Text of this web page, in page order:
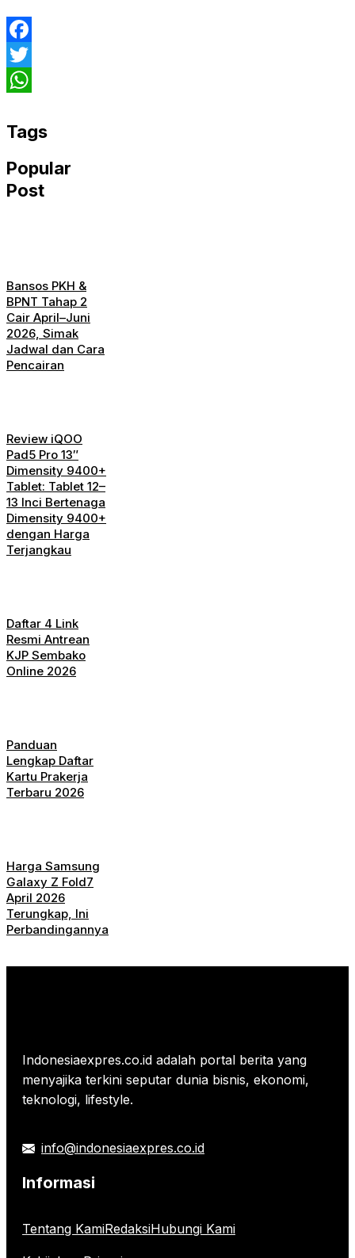
Facebook
Twitter
Tags
Popular
Post
Bansos PKH &
BPNT Tahap 2
Cair April–Juni
2026, Simak
Jadwal dan Cara
Pencairan
Review iQOO
Pad5 Pro 13″
Dimensity 9400+
Tablet: Tablet 12–
13 Inci Bertenaga
Dimensity 9400+
dengan Harga
Terjangkau
Daftar 4 Link
Resmi Antrean
KJP Sembako
Online 2026
Panduan
Lengkap Daftar
Kartu Prakerja
Terbaru 2026
Harga Samsung
Galaxy Z Fold7
April 2026
Terungkap, Ini
Perbandingannya
Indonesiaexpres.co.id adalah portal berita yang
menyajika terkini seputar dunia bisnis, ekonomi,
teknologi, lifestyle.
info@indonesiaexpres.co.id
Informasi
Tentang KamiRedaksiHubungi Kami